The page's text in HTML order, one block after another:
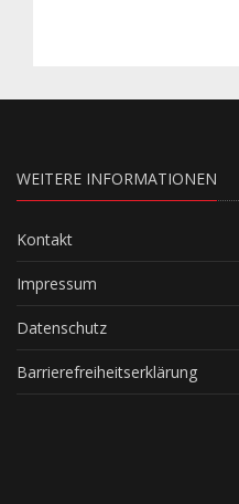
WEITERE INFORMATIONEN
Kontakt
Impressum
Datenschutz
Barrierefreiheitserklärung